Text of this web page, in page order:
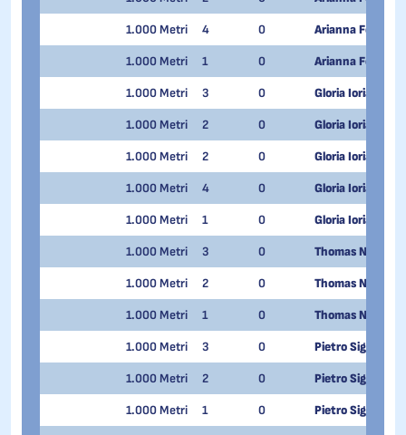
1.000 Metri 4 0 Arianna Fontana
1.000 Metri 1 0 Arianna Fontana
1.000 Metri 3 0 Gloria Ioriatti
1.000 Metri 2 0 Gloria Ioriatti
1.000 Metri 2 0 Gloria Ioriatti
1.000 Metri 4 0 Gloria Ioriatti
1.000 Metri 1 0 Gloria Ioriatti
1.000 Metri 3 0 Thomas Nadalini
1.000 Metri 2 0 Thomas Nadalini
1.000 Metri 1 0 Thomas Nadalini
1.000 Metri 3 0 Pietro Sighel
1.000 Metri 2 0 Pietro Sighel
1.000 Metri 1 0 Pietro Sighel